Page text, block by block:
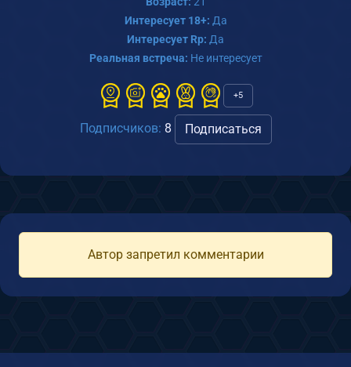
Интересует 18+: Да
Интересует Rp: Да
Реальная встреча: Не интересует
+5
Подписчиков: 8 Подписаться
Автор запретил комментарии